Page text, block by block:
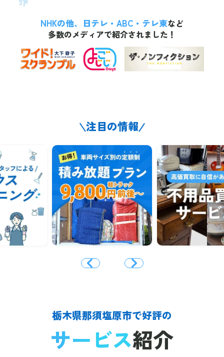
ご提供。ご家族連れやご高齢者世帯からのご依頼のほか、事業者
様からのご相談も請け負っています。お客様の状況に合わせた最
適なプランをご提案いたしますので、お電話・24時間受付の
LINE・無料見積もりフォームからお気軽にご相談ください。
NHKの他、日テレ・ABC・テレ東など
多数のメディアで紹介されました！
注目の情報
栃木県那須塩原市で好評の
サービス紹介